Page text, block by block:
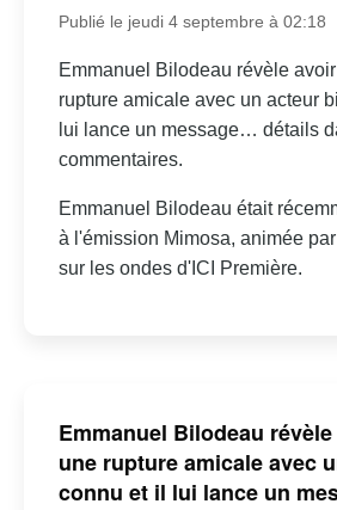
Publié le jeudi 4 septembre à 02:18
Emmanuel Bilodeau révèle
rupture amicale avec un acteur
lui lance un message… détails
commentaires.
Emmanuel Bilodeau était
à l'émission Mimosa, animée
sur les ondes d'ICI Première.
Emmanuel Bilodeau
une rupture amicale avec
connu et il lui lance un